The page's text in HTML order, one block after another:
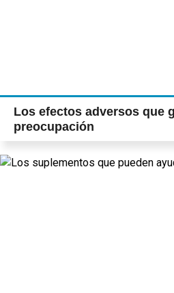
Los efectos adversos que
preocupación